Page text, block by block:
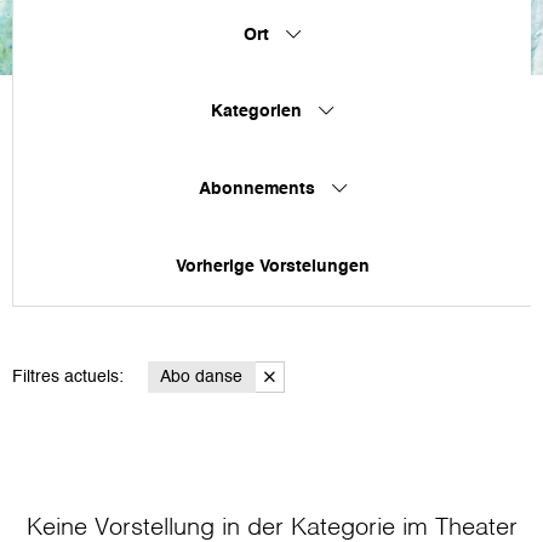
Ort
Kategorien
Abonnements
Vorherige Vorstelungen
Filtres actuels: Abo danse
Keine Vorstellung in der Kategorie im Theater